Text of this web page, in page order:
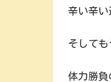
辛い辛
そして
体力勝負